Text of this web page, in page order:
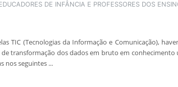
DE INFÂNCIA E PROFESSORES DOS
TIC (Tecnologias da Informação e Comunicação),
transformação dos dados em bruto em conhecimento
nos seguintes ...